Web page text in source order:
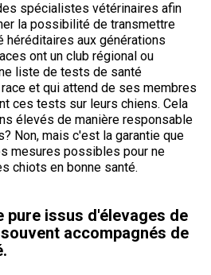
spécialistes vétérinaires afin
la possibilité de transmettre
aux générations
ont un club régional ou
liste de tests de santé
et qui attend de ses membres
ces tests sur leurs chiens. Cela
élevés de manière responsable
Non, mais c'est la garantie que
mesures possibles pour ne
chiots en bonne santé.
pure issus d'élevages de
accompagnés de